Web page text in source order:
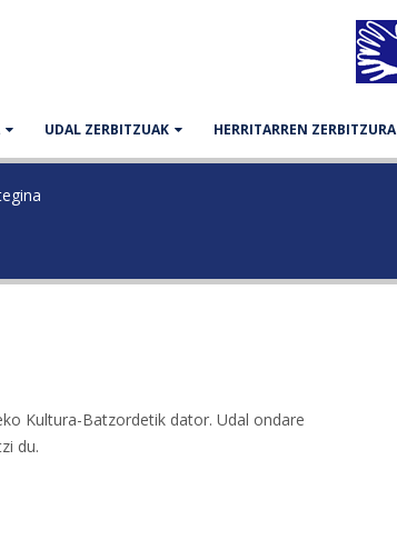
UDAL ZERBITZUAK HERRITARREN ZERBITZURA
Kultura-Batzordetik dator. Udal ondare
du.